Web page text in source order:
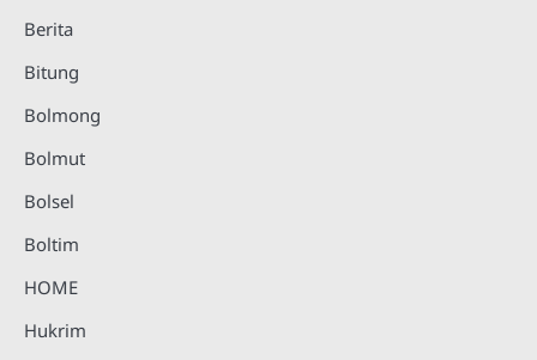
Berita
Bitung
Bolmong
Bolmut
Bolsel
Boltim
HOME
Hukrim